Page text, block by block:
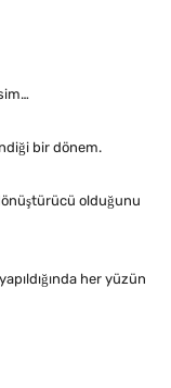
bir dönem.
olduğunu
her yüzün